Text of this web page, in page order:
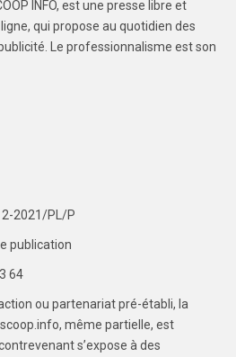
INFO, est une presse libre et
qui propose au quotidien des
Le professionnalisme est son
2021/PL/P
publication
64
ou partenariat pré-établi, la
même partielle, est
s’expose à des